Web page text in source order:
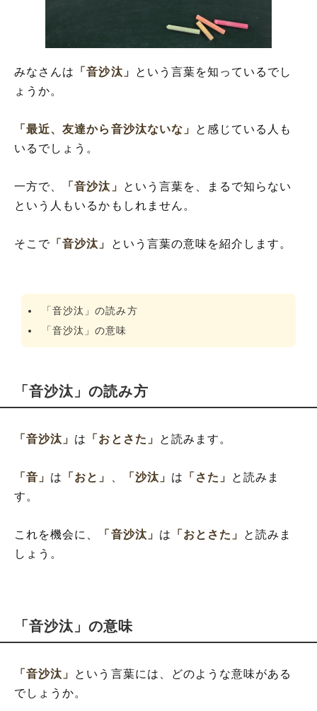
「音沙汰」の英語
みなさんは 「音沙汰」
という言葉を知っているでし
ょうか。
「最近、友達から音沙汰ないな」
と感じている人も
いるでしょう。
一方で、 「音沙汰」
という言葉を、まるで知らない
という人もいるかもしれません。
そこで 「音沙汰」 という言葉の意味を紹介します。
「音沙汰」の読み方
「音沙汰」の意味
「音沙汰」の読み方
「音沙汰」 は 「おとさた」 と読みます。
「音」 は 「おと」 「沙汰」 は 「さた」
と読みま
す。
これを機会に、 「音沙汰」 は 「おとさた」
と読みま
しょう。
「音沙汰」の意味
「音沙汰」 という言葉には、どのような意味がある
でしょうか。